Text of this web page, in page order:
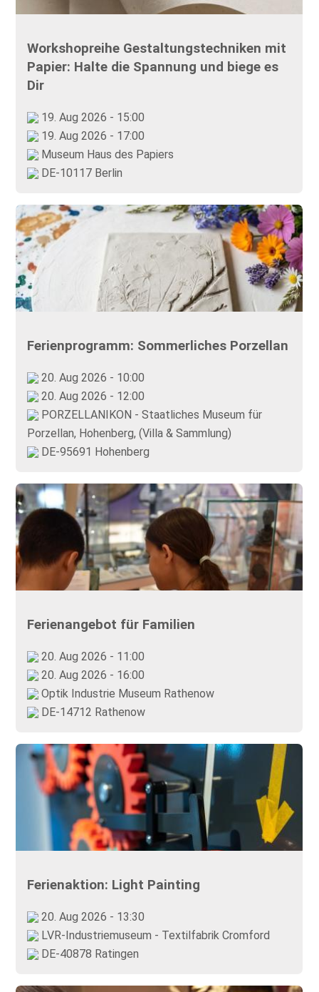
Workshopreihe Gestaltungstechniken mit
Papier: Halte die Spannung und biege es
Dir
19. Aug 2026 - 15:00
19. Aug 2026 - 17:00
Museum Haus des Papiers
DE-10117 Berlin
Ferienprogramm: Sommerliches Porzellan
20. Aug 2026 - 10:00
20. Aug 2026 - 12:00
PORZELLANIKON - Staatliches Museum für
Porzellan, Hohenberg, (Villa & Sammlung)
DE-95691 Hohenberg
Ferienangebot für Familien
20. Aug 2026 - 11:00
20. Aug 2026 - 16:00
Optik Industrie Museum Rathenow
DE-14712 Rathenow
Ferienaktion: Light Painting
20. Aug 2026 - 13:30
LVR-Industriemuseum - Textilfabrik Cromford
DE-40878 Ratingen